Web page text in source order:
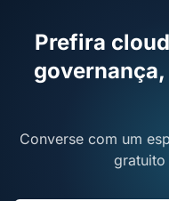
Prefira
Converse com um
gratuito